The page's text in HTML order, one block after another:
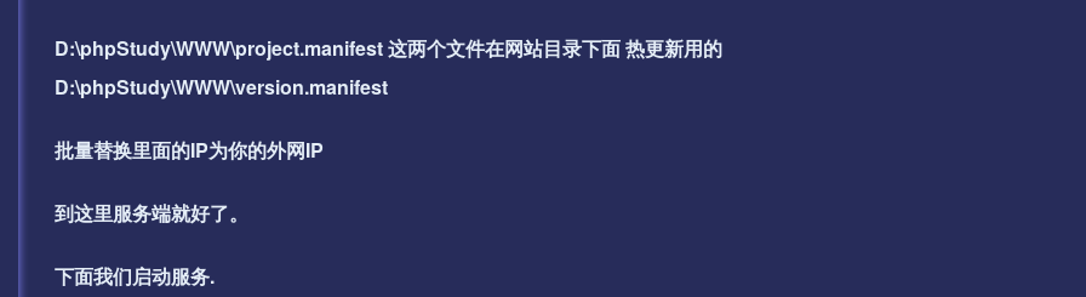
D:\phpStudy\WWW\project.manifest 这两个文件在网站目录下面 热更新用的
D:\phpStudy\WWW\version.manifest
批量替换里面的IP为你的外网IP
到这里服务端就好了。
下面我们启动服务.